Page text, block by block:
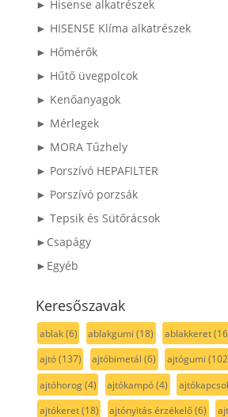
► Hisense alkatrészek
► HISENSE Klíma alkatrészek
► Hőmérők
► Hűtő üvegpolcok
► Kenőanyagok
► Mérlegek
► MORA Tűzhely
► Porszívó HEPAFILTER
► Porszívó porzsák
► Tepsik és Sütőrácsok
►Csapágy
►Egyéb
Keresőszavak
ablak(6) ablakgumi (18) ablakkeret
ajtó(137) ajtóbimetál (6) ajtógumi
ajtóhorog(4) ajtókampó(4)
ajtókeret(18) ajtónyitás érzékelő(6)